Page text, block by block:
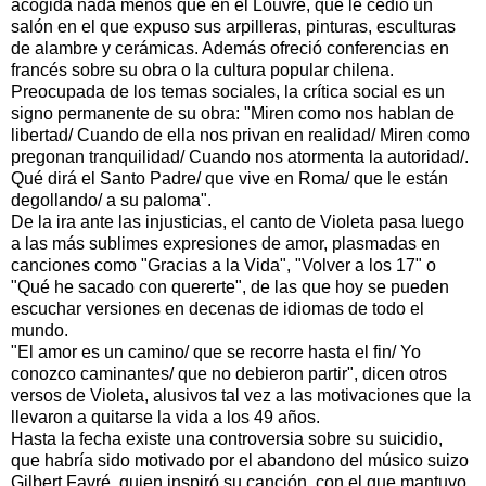
acogida nada menos que en el Louvre, que le cedió un
salón en el que expuso sus arpilleras, pinturas, esculturas
de alambre y cerámicas. Además ofreció conferencias en
francés sobre su obra o la cultura popular chilena.
Preocupada de los temas sociales, la crítica social es un
signo permanente de su obra: "Miren como nos hablan de
libertad/ Cuando de ella nos privan en realidad/ Miren como
pregonan tranquilidad/ Cuando nos atormenta la autoridad/.
Qué dirá el Santo Padre/ que vive en Roma/ que le están
degollando/ a su paloma".
De la ira ante las injusticias, el canto de Violeta pasa luego
a las más sublimes expresiones de amor, plasmadas en
canciones como "Gracias a la Vida", "Volver a los 17" o
"Qué he sacado con quererte", de las que hoy se pueden
escuchar versiones en decenas de idiomas de todo el
mundo.
"El amor es un camino/ que se recorre hasta el fin/ Yo
conozco caminantes/ que no debieron partir", dicen otros
versos de Violeta, alusivos tal vez a las motivaciones que la
llevaron a quitarse la vida a los 49 años.
Hasta la fecha existe una controversia sobre su suicidio,
que habría sido motivado por el abandono del músico suizo
Gilbert Favré, quien inspiró su canción, con el que mantuvo